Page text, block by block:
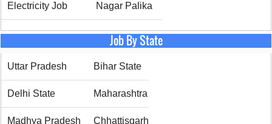
Electricity Job Nagar Palika
Job By State
Uttar Pradesh Bihar State
Delhi State Maharashtra
Madhya Pradesh Chhattisgarh